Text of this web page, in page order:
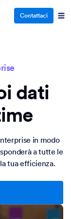
Contattaci
dati
in modo
a tutte le
tua efficienza.